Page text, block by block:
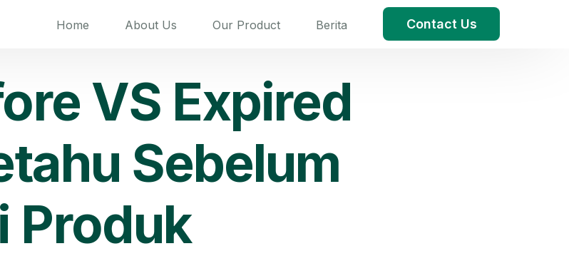
Home About Us Our Product Berita Contact Us
VS Expired
Sebelum
Produk